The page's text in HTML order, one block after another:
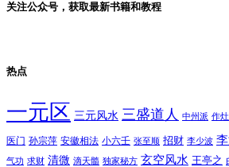
关注公众号，获取最新书籍和教程
热点
一元区 三元风水 三盛道人 中州派 作
医门 孙宗萍 安徽相法 小六壬 张至顺 招财 李少波
气功 求财 清微 滴天髓 独家秘方 玄空风水 王亭之